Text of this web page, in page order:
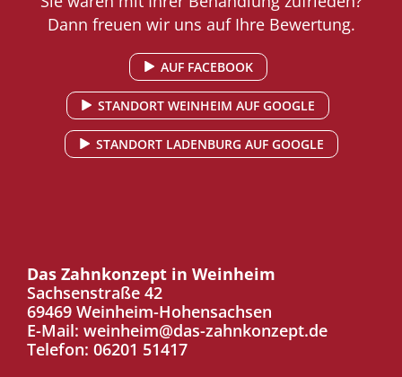
Dann freuen wir uns auf Ihre Bewertung.
AUF FACEBOOK
STANDORT WEINHEIM AUF GOOGLE
STANDORT LADENBURG AUF GOOGLE
Das Zahnkonzept in Weinheim
Sachsenstraße 42
69469 Weinheim-Hohensachsen
E-Mail: weinheim@das-zahnkonzept.de
Telefon: 06201 51417